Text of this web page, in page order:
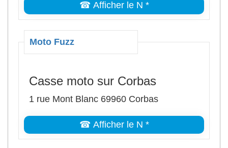
☎ Afficher le N *
Moto Fuzz
Casse moto sur Corbas
1 rue Mont Blanc 69960 Corbas
☎ Afficher le N *